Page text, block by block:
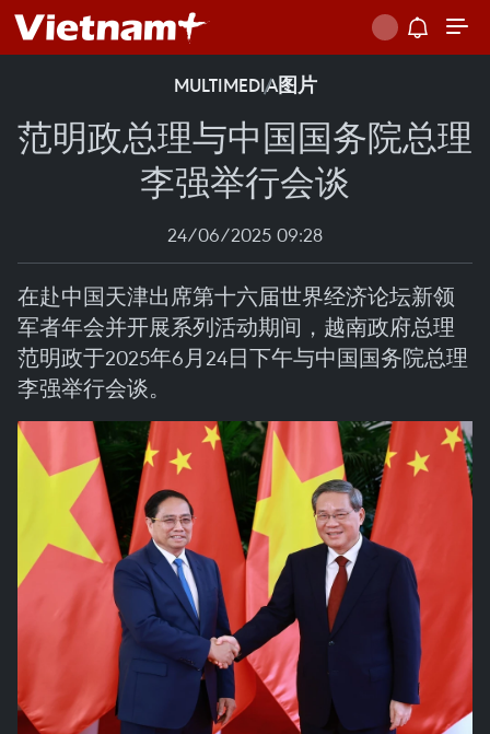
MULTIMEDIA图片
范明政总理与中国国务院总理
李强举行会谈
24/06/2025 09:28
在赴中国天津出席第十六届世界经济论坛新领
军者年会并开展系列活动期间，越南政府总理
范明政于2025年6月24日下午与中国国务院总理
李强举行会谈。